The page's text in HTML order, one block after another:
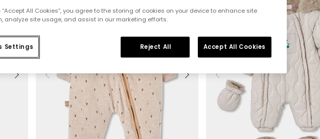
“Accept All Cookies”, you agree to the storing of cookies on your device to enhance site
analyze site usage, and assist in our marketing efforts.
Settings Reject All Accept All Cookies